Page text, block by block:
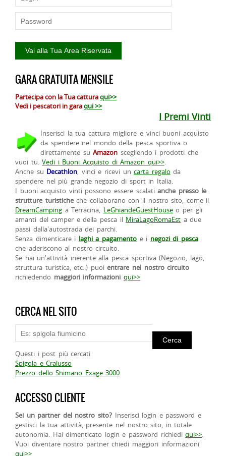
GARA GRATUITA MENSILE
Partecipa con la Tua catturaqui>>
Vedi i pescatori in garaqui >>
I Premi Vinti
Inserisci la tua cattura migliore e vinci buoni acquisto
da spendere nel mondo della pesca sportiva o
direttamente suAmazon scegliendo i prodotti che
vuoi tu.Vedi i Buoni Acquisto di Amazon qui>>.
Anche su Decathlon, vinci e ricevi uncarta regalo da
spendere nel più grande negozio di sport in Italia.
I buoni acquisto vinti possono essere scalatianche presso le
strutture turisticheche collaborano con il nostro sito, come il
DreamCamping a Terracina, LeGhiandeGuestHouseo per gli
amanti del camper e della pesca il MiraLagoRomaEst a due
passi dalla'autostrada dei parchi.
Senza dimenticare i laghi a pagamento e i negozi di pesca
che aderiscono al nostro circuito.
Se hai un'attività inerente alla pesca sportiva (Negozio, lago,
struttura turistica, etc..) puoientrare nel nostro circuito
richiedendo maggiori informazioni qui>>
CERCA NEL SITO
Questi i post più cercati
Spigola e Cralusso
Prezzo dello Shimano Exage 3000
ACCESSO CLIENTE
Sei un partner del nostro sito? Inserisci login e password e
gestisci la tua attività, presente nel nostro sito, in totale
autonomia. Hai dimenticato login e password richiediqui>>.
Vuoi diventare nostro partner chiedi maggiori informazioni
qui>>